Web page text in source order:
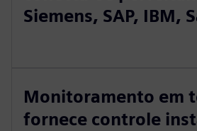
Siemens, SAP, IBM,
Monitoramento em
fornece controle